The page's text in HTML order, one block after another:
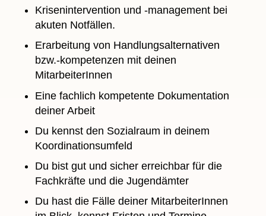
Krisenintervention und -management bei
akuten Notfällen.
Erarbeitung von Handlungsalternativen
bzw.-kompetenzen mit deinen
MitarbeiterInnen
Eine fachlich kompetente Dokumentation
deiner Arbeit
Du kennst den Sozialraum in deinem
Koordinationsumfeld
Du bist gut und sicher erreichbar für die
Fachkräfte und die Jugendämter
Du hast die Fälle deiner MitarbeiterInnen